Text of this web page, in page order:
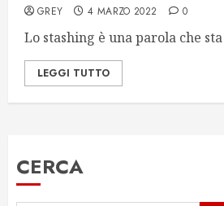
GREY 4 MARZO 2022 0
Lo stashing è una parola che
LEGGI TUTTO
CERCA